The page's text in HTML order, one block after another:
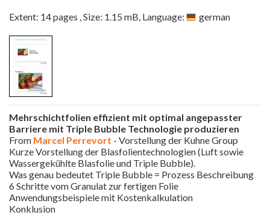
Extent: 14 pages , Size: 1.15 mB, Language:
german
Mehrschichtfolien effizient mit optimal angepasster
Barriere mit Triple Bubble Technologie produzieren
From Marcel Perrevort - Vorstellung der Kuhne Group
Kurze Vorstellung der Blasfolientechnologien (Luft sowie
Wassergekühlte Blasfolie und Triple Bubble).
Was genau bedeutet Triple Bubble = Prozess Beschreibung
6 Schritte vom Granulat zur fertigen Folie
Anwendungsbeispiele mit Kostenkalkulation
Konklusion